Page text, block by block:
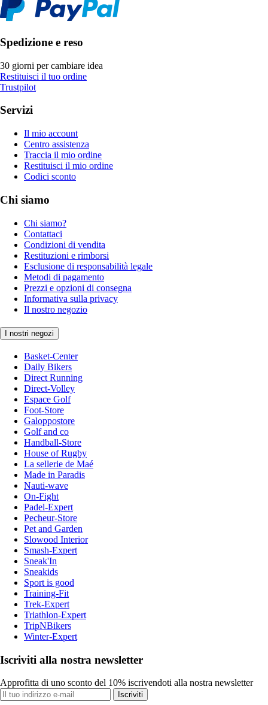
Spedizione e reso
30 giorni per cambiare idea
Restituisci il tuo ordine
Trustpilot
Servizi
Il mio account
Centro assistenza
Traccia il mio ordine
Restituisci il mio ordine
Codici sconto
Chi siamo
Chi siamo?
Contattaci
Condizioni di vendita
Restituzioni e rimborsi
Esclusione di responsabilità legale
Metodi di pagamento
Prezzi e opzioni di consegna
Informativa sulla privacy
Il nostro negozio
I nostri negozi
Basket-Center
Daily Bikers
Direct Running
Direct-Volley
Espace Golf
Foot-Store
Galoppostore
Golf and co
Handball-Store
House of Rugby
La sellerie de Maé
Made in Paradis
Nauti-wave
On-Fight
Padel-Expert
Pecheur-Store
Pet and Garden
Slowood Interior
Smash-Expert
Sneak'In
Sneakids
Sport is good
Training-Fit
Trek-Expert
Triathlon-Expert
TripNBikers
Winter-Expert
Iscriviti alla nostra newsletter
Approfitta di uno sconto del 10% iscrivendoti alla nostra newsletter
Iscriviti